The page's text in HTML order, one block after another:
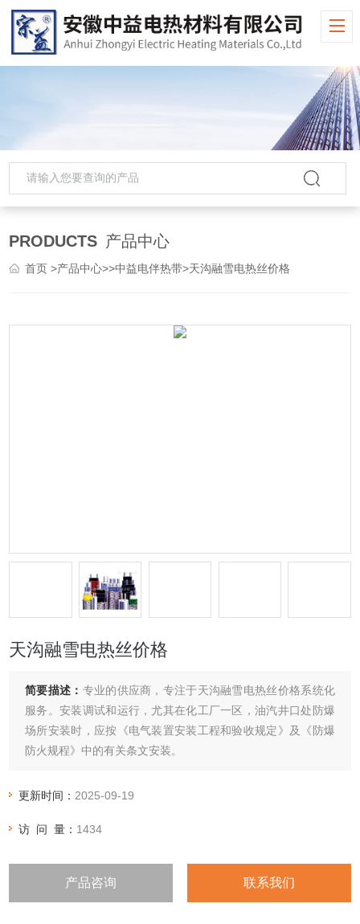
PRODUCTS 产品中心
首页>产品中心>>中益电伴热带>天沟融雪电热丝价格
天沟融雪电热丝价格
简要描述： 专业的供应商，专注于天沟融雪电热丝价格系统化
服务。安装调试和运行，尤其在化工厂一区，油汽井口处防爆
场所安装时，应按《电气装置安装工程和验收规定》及《防爆
防火规程》中的有关条文安装。
更新时间： 2025-09-19
访 问 量： 1434
产品咨询 联系我们